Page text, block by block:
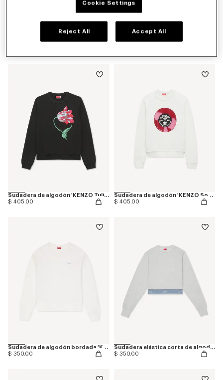
Sudadera de algodón bordada 'KENZO Jumping Tiger'
Sudadera de algodón 'KENZO Tulip'
$ 405.00
Sudadera de algodón 'KENZO Sounds'
$ 405.00
Sudadera de algodón bordada 'KENZO Signature'
$ 350.00
Sudadera elástica corta de algodón 'KENZO Signature'
$ 350.00
Cookie Settings
Reject All Accept All